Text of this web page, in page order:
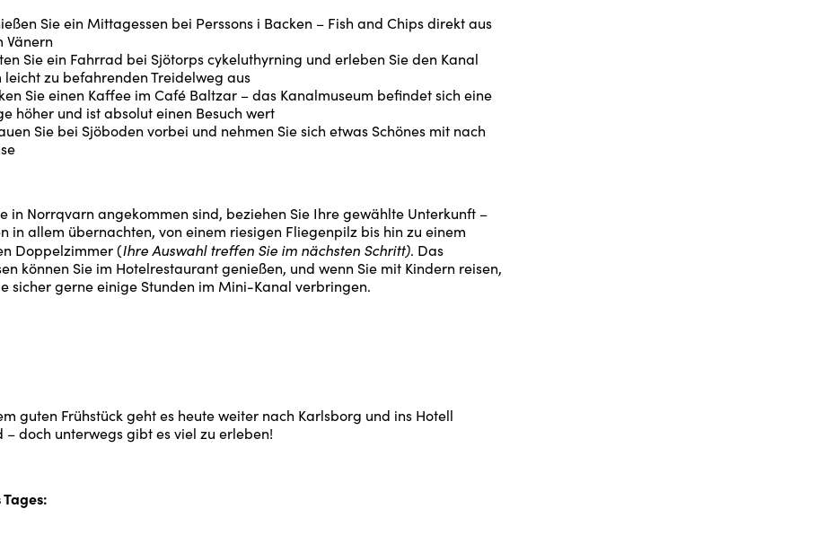
Sie ein Mittagessen bei Perssons i Backen – Fish and Chips direkt aus
Vänern
Sie ein Fahrrad bei Sjötorps cykeluthyrning und erleben Sie den Kanal
leicht zu befahrenden Treidelweg aus
Sie einen Kaffee im Café Baltzar – das Kanalmuseum befindet sich eine
höher und ist absolut einen Besuch wert
Sie bei Sjöboden vorbei und nehmen Sie sich etwas Schönes mit nach
in Norrqvarn angekommen sind, beziehen Sie Ihre gewählte Unterkunft –
in allem übernachten, von einem riesigen Fliegenpilz bis hin zu einem
Doppelzimmer (Ihre Auswahl treffen Sie im nächsten Schritt). Das
können Sie im Hotelrestaurant genießen, und wenn Sie mit Kindern reisen,
sicher gerne einige Stunden im Mini-Kanal verbringen.
guten Frühstück geht es heute weiter nach Karlsborg und ins Hotell
– doch unterwegs gibt es viel zu erleben!